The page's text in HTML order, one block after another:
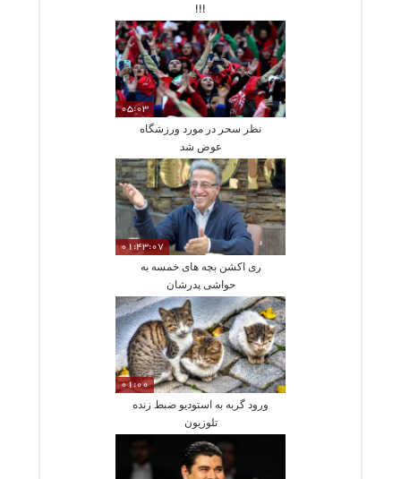
!!!
05:03
نظر سحر در مورد ورزشگاه
عوض شد
01:43:07
ری اکشن بچه های خمسه به
حواشی پدرشان
01:00
ورود گربه به استودیو ضبط زنده
تلوزیون